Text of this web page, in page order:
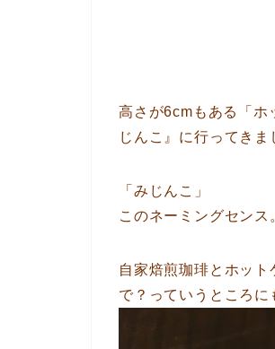
高さが6cmもある「ホ
じんこ』に行ってきま
「みじんこ」
このネーミングセンス
自家焙煎珈琲とホッ
で？っていうところに